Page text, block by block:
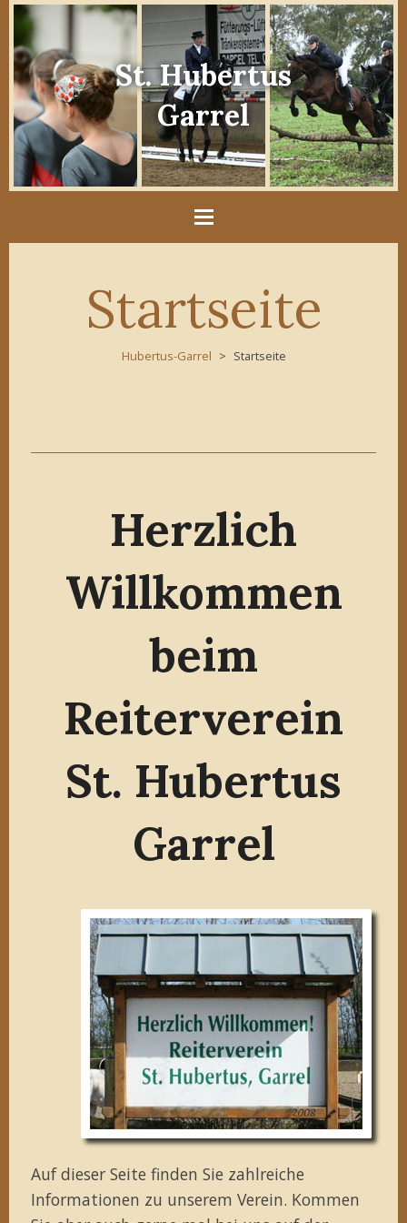
St. Hubertus
Garrel
Startseite
Hubertus-Garrel Startseite
Herzlich
Willkommen
beim
Reiterverein
St. Hubertus
Garrel
Auf dieser Seite finden Sie zahlreiche
Informationen zu unserem Verein. Kommen